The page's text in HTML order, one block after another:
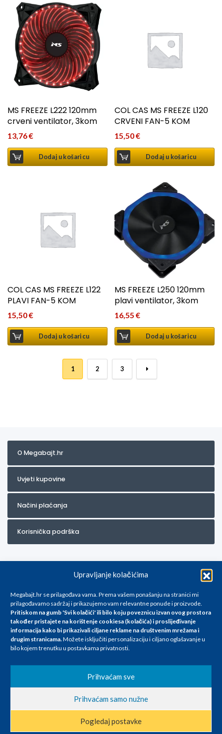
Upravljanje kolačićima
Megabajt.hr se prilagođava vama. Prema vašem ponašanju na stranici mi
prilagođavamo sadržaj i prikazujemo vam relevantne ponude i proizvode.
Pritiskom na gumb 'Svi kolačići' ili bilo koju poveznicu izvan ovog prostora
također pristajete na korištenje cookiesa (kolačića) i proslijeđivanje
informacija kako bi prikazivali ciljane reklame na društvenim mrežama i
drugim stranicama.Možete isključiti personalizaciju i ciljano oglašavanje u
bilo kojem trenutku u postavkama privatnosti.
Prihvaćam sve
Prihvaćam samo nužne
Pogledaj postavke
MS FREEZE L222 120mm
crveni ventilator, 3kom
13,76€
Dodaj u košaricu
COL CAS MS FREEZE L120
CRVENI FAN-5 KOM
15,50€
Dodaj u košaricu
COL CAS MS FREEZE L122
PLAVI FAN-5 KOM
15,50€
Dodaj u košaricu
MS FREEZE L250 120mm
plavi ventilator, 3kom
16,55€
Dodaj u košaricu
1 2 3 →
O Megabajt.hr
Uvjeti kupovine
Načini plaćanja
Korisnička podrška
Za artikle kojih trenutno nema u ponudi obratite nam se na
info@megabajt.hr. Sve cijene su informativnog karaktera i podložne su
promjenama, a
iskazane su za avansno plaćanje(gotovina) u Eurima i uključuju PDV. Sve
se razlikovati od cijena u našim poslovnicama. Trudimo se dati što bolji
i točniji opis i sliku. Unatoč tome, ne možemo garantirati da su svi
nastale u opisu proizvoda, greške prilikom štampanja te promjene
cijena.